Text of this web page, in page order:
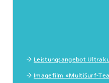
Leistungsangebot
Imagefilm »MultiSurf-